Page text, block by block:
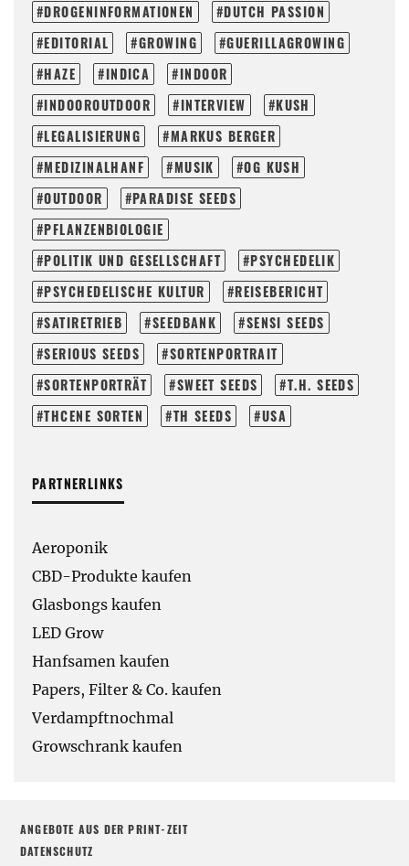
DROGENINFORMATIONEN
DUTCH PASSION
EDITORIAL
GROWING
GUERILLAGROWING
HAZE
INDICA
INDOOR
INDOOROUTDOOR
INTERVIEW
KUSH
LEGALISIERUNG
MARKUS BERGER
MEDIZINALHANF
MUSIK
OG KUSH
OUTDOOR
PARADISE SEEDS
PFLANZENBIOLOGIE
POLITIK UND GESELLSCHAFT
PSYCHEDELIK
PSYCHEDELISCHE KULTUR
REISEBERICHT
SATIRETRIEB
SEEDBANK
SENSI SEEDS
SERIOUS SEEDS
SORTENPORTRAIT
SORTENPORTRÄT
SWEET SEEDS
T.H. SEEDS
THCENE SORTEN
TH SEEDS USA
PARTNERLINKS
Aeroponik
CBD-Produkte kaufen
Glasbongs kaufen
LED Grow
Hanfsamen kaufen
Papers, Filter & Co. kaufen
Verdampftnochmal
Growschrank kaufen
ANGEBOTE AUS DER PRINT-ZEIT
DATENSCHUTZ